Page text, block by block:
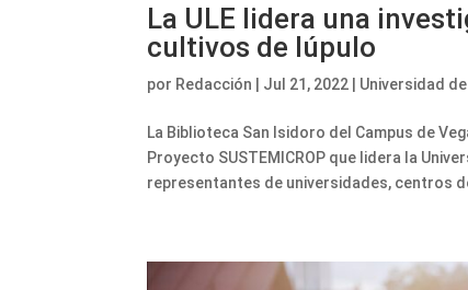
La ULE lidera una
cultivos de lúpulo
por Redacción Jul 21, 2022 Universidad
La Biblioteca San Isidoro del Campus de
Proyecto SUSTEMICROP que lidera la
representantes de universidades, centros